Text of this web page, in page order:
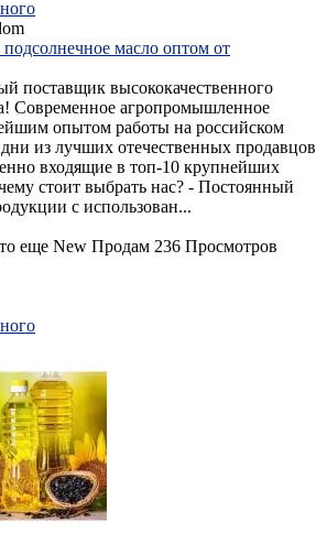
масло оптом от
высококачественного
Современное агропромышленное
опытом работы на российском
из лучших отечественных продавцов
входящие в топ-10 крупнейших
стоит выбрать нас? - Постоянный
с использован...
еще New Продам 236 Просмотров